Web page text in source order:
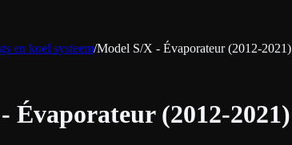
en koel systeem/Model S/X - Évaporateur (2012-2021)
Évaporateur (2012-2021)